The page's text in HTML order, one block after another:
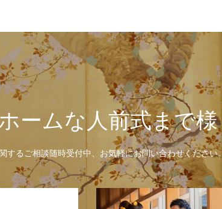
ームな人前式まで
するご相談随時受付中、お気軽にお問い合わせください